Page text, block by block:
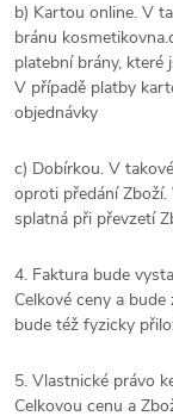
b) Kartou online. V
bránu
platební brány, které
V případě platby
objednávky
c) Dobírkou. V
oproti předání
splatná při převzetí
4. Faktura bude
Celkové ceny a
bude též fyzicky
5. Vlastnické právo
Celkovou cenu a